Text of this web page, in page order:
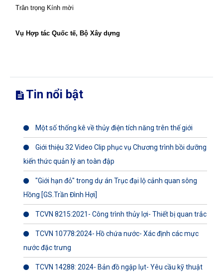
Trân trọng Kính mời
Vụ Hợp tác Quốc tế, Bộ Xây dựng
Tin nổi bật
Một số thống kê về thủy điện tích năng trên thế giới
Giới thiệu 32 Video Clip phục vụ Chương trình bồi dưỡng
kiến thức quản lý an toàn đập
"Giới hạn đỏ" trong dự án Trục đại lộ cảnh quan sông
Hồng [GS.Trần Đình Hợi]
TCVN 8215:2021- Công trình thủy lợi- Thiết bị quan trắc
TCVN 10778:2024- Hồ chứa nước- Xác định các mực
nước đặc trưng
TCVN 14288: 2024- Bản đồ ngập lụt- Yêu cầu kỹ thuật